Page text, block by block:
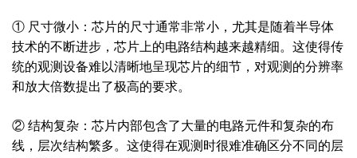
① 尺寸微小：芯片的尺寸通常非常小，尤其是随着半导体
技术的不断进步，芯片上的电路结构越来越精细。这使得传
统的观测设备难以清晰地呈现芯片的细节，对观测的分辨率
和放大倍数提出了极高的要求。
② 结构复杂：芯片内部包含了大量的电路元件和复杂的布
线，层次结构繁多。这使得在观测时很难准确区分不同的层